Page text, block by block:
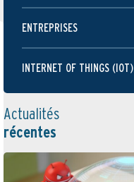
ENTREPRISES
INTERNET OF THINGS (IOT)
Actualités
récentes